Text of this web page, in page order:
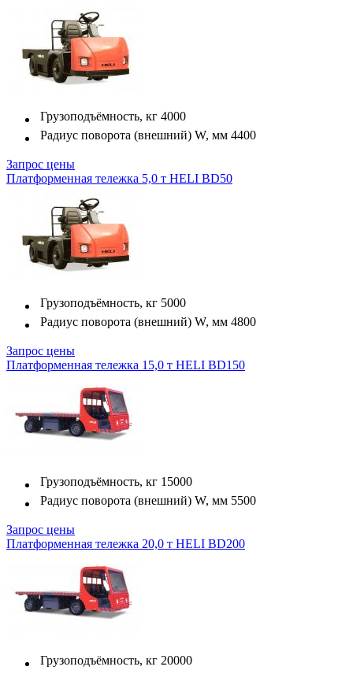
Грузоподъёмность, кг 4000
Радиус поворота (внешний) W, мм 4400
Запрос цены
Платформенная тележка 5,0 т HELI BD50
Грузоподъёмность, кг 5000
Радиус поворота (внешний) W, мм 4800
Запрос цены
Платформенная тележка 15,0 т HELI BD150
Грузоподъёмность, кг 15000
Радиус поворота (внешний) W, мм 5500
Запрос цены
Платформенная тележка 20,0 т HELI BD200
Грузоподъёмность, кг 20000